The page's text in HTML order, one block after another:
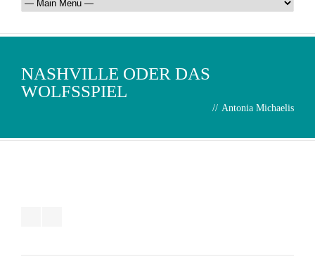
NASHVILLE ODER DAS
WOLFSSPIEL
// Antonia Michaelis